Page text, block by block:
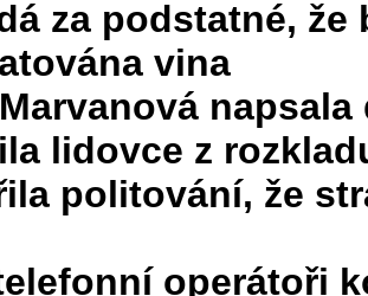
za podstatné, že
vina
lidovce z
politování, že
operátoři